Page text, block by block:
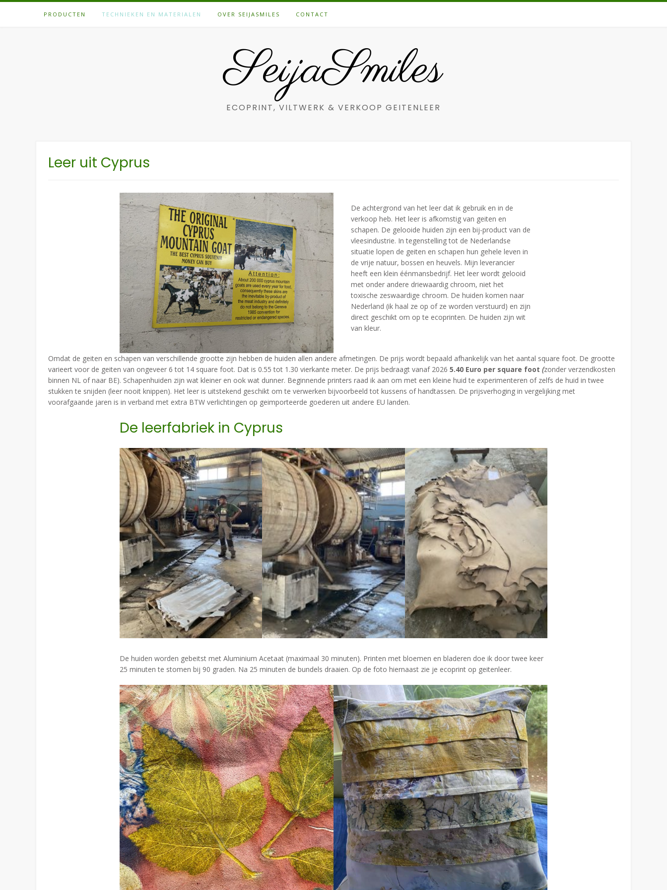
Spring
PRODUCTEN TECHNIEKEN EN MATERIALEN OVER SEIJASMILES CONTACT
SeijaSmiles
ECOPRINT, VILTWERK & VERKOOP GEITENLEER
Leer uit Cyprus
De achtergrond van het leer dat ik gebruik en in de
verkoop heb. Het leer is afkomstig van geiten en
schapen. De gelooide huiden zijn een bij-product van de
vleesindustrie. In tegenstelling tot de Nederlandse
situatie lopen de geiten en schapen hun gehele leven in
de vrije natuur, bossen en heuvels. Mijn leverancier
heeft een klein éénmansbedrijf. Het leer wordt gelooid
met onder andere driewaardig chroom, niet het
toxische zeswaardige chroom. De huiden komen naar
Nederland (ik haal ze op of ze worden verstuurd) en zijn
direct geschikt om op te ecoprinten. De huiden zijn wit
van kleur.
Omdat de geiten en schapen van verschillende grootte zijn hebben de huiden allen andere afmetingen. De prijs wordt bepaald afhankelijk van het aantal square foot. De grootte
varieert voor de geiten van ongeveer 6 tot 14 square foot. Dat is 0.55 tot 1.30 vierkante meter. De prijs bedraagt vanaf 2026 5.40 Euro per square foot (zonder verzendkosten
binnen NL of naar BE). Schapenhuiden zijn wat kleiner en ook wat dunner. Beginnende printers raad ik aan om met een kleine huid te experimenteren of zelfs de huid in twee
stukken te snijden (leer nooit knippen). Het leer is uitstekend geschikt om te verwerken bijvoorbeeld tot kussens of handtassen. De prijsverhoging in vergelijking met
voorafgaande jaren is in verband met extra BTW verlichtingen op geimporteerde goederen uit andere EU landen.
De leerfabriek in Cyprus
De huiden worden gebeitst met Aluminium Acetaat (maximaal 30 minuten). Printen met bloemen en bladeren doe ik door twee keer
25 minuten te stomen bij 90 graden. Na 25 minuten de bundels draaien. Op de foto hiernaast zie je ecoprint op geitenleer.